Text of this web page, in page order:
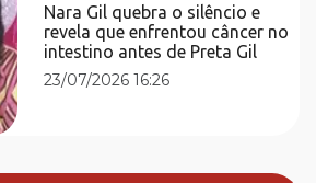
Nara Gil quebra o silêncio e
revela que enfrentou câncer no
intestino antes de Preta Gil
23/07/2026 16:26